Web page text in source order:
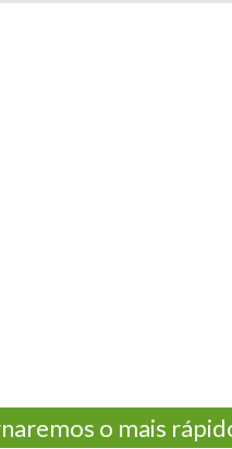
o mais